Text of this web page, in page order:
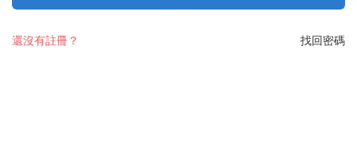
找回密碼
還沒有註冊？